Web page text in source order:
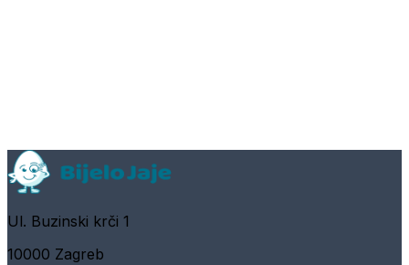
Ul. Buzinski krči 1
10000 Zagreb